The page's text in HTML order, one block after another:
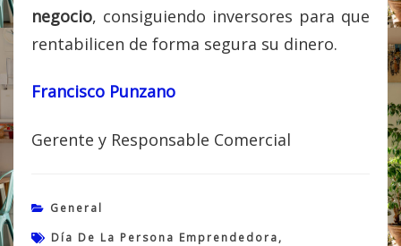
negocio, consiguiendo inversores para que
rentabilicen de forma segura su dinero.
Francisco Punzano
Gerente y Responsable Comercial
General
Día De La Persona Emprendedora,